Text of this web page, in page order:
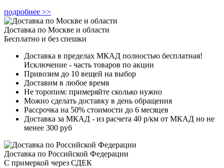
подробнее >>
Доставка по Москве и области
Бесплатно и без спешки
Доставка в пределах МКАД полностью бесплатная!
Исключение - часть товаров по акции
Привозим до 10 вещей на выбор
Доставим в любое время
Не торопим: примеряйте сколько нужно
Можно сделать доставку в день обращения
Рассрочка на 50% стоимости до 6 месяцев
Доставка за МКАД - из расчета 40 р/км от МКАД но не
менее 300 руб
Доставка по Российской Федерации
С примеркой через СДЕК